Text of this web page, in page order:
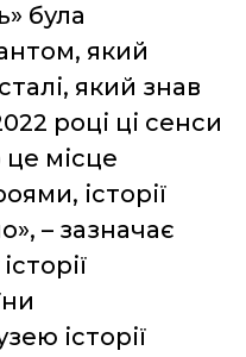
була
який
який знав
році ці сенси
місце
історії
– зазначає
історії